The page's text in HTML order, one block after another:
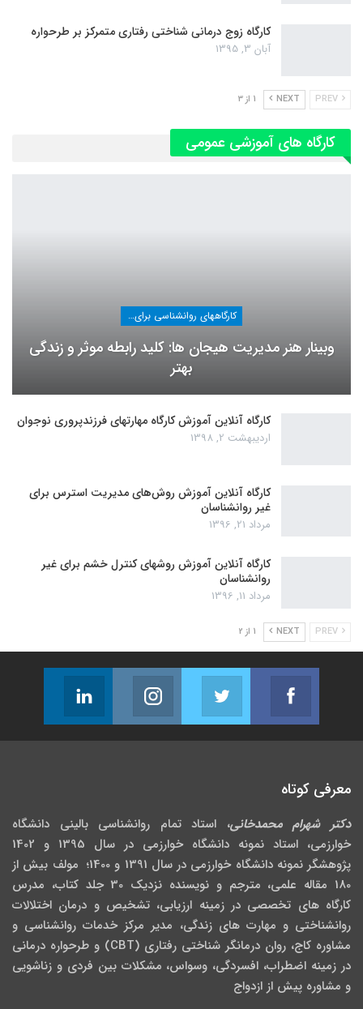
کارگاه زوج‌ درمانی شناختی رفتاری متمرکز بر طرحواره
آبان 3, 1395
NEXT 1 از 3
کارگاه های آموزشی عمومی
کارگاههای روانشناسی برای عموم
وبینار هنر مدیریت هیجان ها: کلید رابطه موثر و زندگی
بهتر
کارگاه آنلاین آموزش کارگاه مهارتهای فرزندپروری نوجوان
اردیبهشت 2, 1398
کارگاه آنلاین آموزش روش‌های مدیریت استرس برای
غیر روانشناسان
مرداد 21, 1396
کارگاه آنلاین آموزش روشهای کنترل خشم برای غیر
روانشناسان
مرداد 11, 1396
NEXT 1 از 2
Facebook
Join us on Facebook
Twitter
Join us on Twitter
Instagram
Join us on Instagram
معرفی کوتاه
دکتر شهرام محمدخانی، استاد تمام روانشناسی بالینی دانشگاه
خوارزمی، استاد نمونه دانشگاه خوارزمی در سال 1395 و 1402
پژوهشگر نمونه دانشگاه خوارزمی در سال 1391 و 1400؛ مولف بیش از
180 مقاله علمی، مترجم و نویسنده نزدیک 30 جلد کتاب، مدرس
کارگاه­ های تخصصی در زمینه ارزیابی، تشخیص و درمان اختلالات
روانشناختی و مهارت های زندگی، مدیر مرکز خدمات روانشناسی و
مشاوره کاج، روان­ درمانگر شناختی رفتاری (CBT) و طرحواره درمانی
در زمینه اضطراب، افسردگی، وسواس، مشکلات بین فردی و زناشویی
و مشاوره پیش از ازدواج